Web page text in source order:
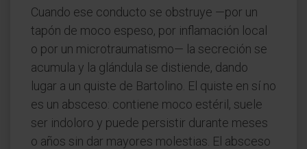
Cuando ese conducto se obstruye —por un
tapón de moco espeso, por inflamación local
o por un microtraumatismo— la secreción se
acumula y la glándula se distiende, dando
lugar a un quiste de Bartolino. El quiste en sí no
es un absceso: contiene moco estéril, suele
ser indoloro y puede persistir durante meses
o años sin dar mayores molestias. El absceso